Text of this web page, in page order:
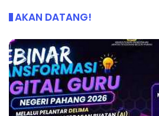
AKAN DATANG!